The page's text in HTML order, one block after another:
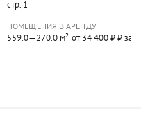
стр. 1
ПОМЕЩЕНИЯ В АРЕНДУ
559.0—270.0 м² от 34 400 ₽ ₽ за